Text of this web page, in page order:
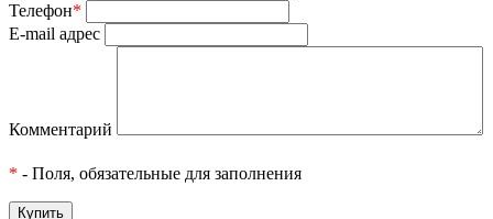
Телефон*
E-mail адрес
Комментарий
* - Поля, обязательные для заполнения